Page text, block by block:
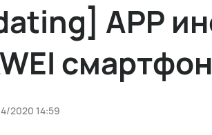
APP
2020 14:59